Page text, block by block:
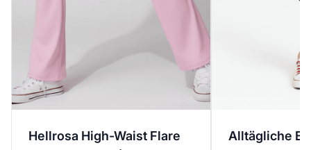
Hellrosa High-Waist Flare
Alltägliche